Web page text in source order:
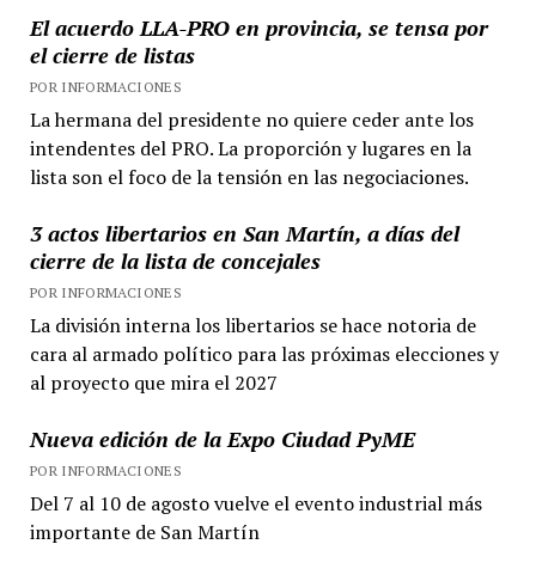
El acuerdo LLA-PRO en provincia, se tensa por
el cierre de listas
POR INFORMACIONES
La hermana del presidente no quiere ceder ante los
intendentes del PRO. La proporción y lugares en la
lista son el foco de la tensión en las negociaciones.
3 actos libertarios en San Martín, a días del
cierre de la lista de concejales
POR INFORMACIONES
La división interna los libertarios se hace notoria de
cara al armado político para las próximas elecciones y
al proyecto que mira el 2027
Nueva edición de la Expo Ciudad PyME
POR INFORMACIONES
Del 7 al 10 de agosto vuelve el evento industrial más
importante de San Martín